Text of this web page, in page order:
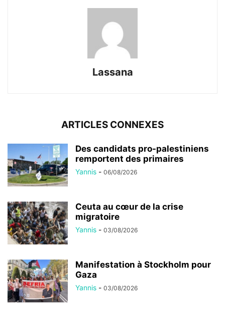
Lassana
ARTICLES CONNEXES
Des candidats pro-palestiniens
remportent des primaires
Yannis - 06/08/2026
Ceuta au cœur de la crise
migratoire
Yannis - 03/08/2026
Manifestation à Stockholm pour
Gaza
Yannis - 03/08/2026